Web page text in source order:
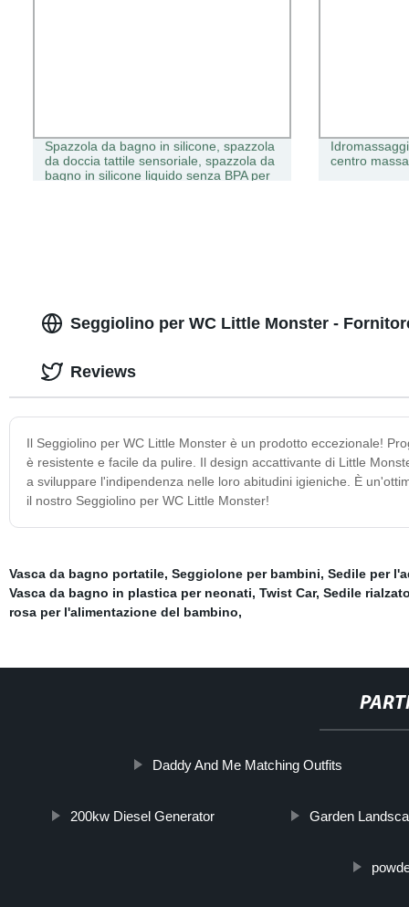
Spazzola da bagno in silicone, spazzola
da doccia tattile sensoriale, spazzola da
bagno in silicone liquido senza BPA per
centro
Seggiolino per WC Little Monster -
Il Seggiolino per WC Little Monster è un prodotto eccezionale!
è resistente e facile da pulire. Il design accattivante di Little
a sviluppare l'indipendenza nelle loro abitudini igieniche. È
il nostro Seggiolino per WC Little Monster!
Reviews
Vasca da bagno portatile, Seggiolone per bambini, Sedile per
Vasca da bagno in plastica per neonati, Twist Car, Sedile
rosa per l'alimentazione del bambino,
Daddy And Me Matching Outfits
200kw Diesel Generator Garden